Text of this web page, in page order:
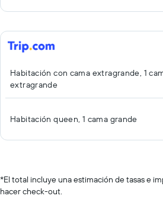
Habitación con cama extragrande, 1
extragrande
Habitación queen, 1 cama grande
*El total incluye una estimación de tasas e
hacer check-out.